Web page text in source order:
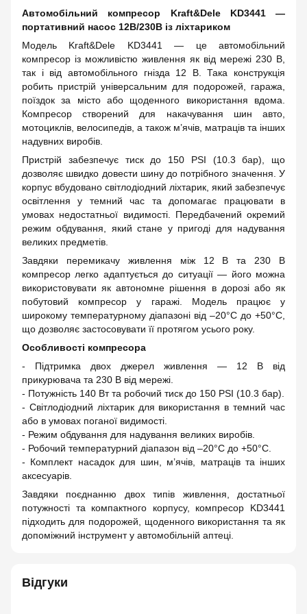
Автомобільний компресор Kraft&Dele KD3441 —
портативний насос 12В/230В із ліхтариком
Модель Kraft&Dele KD3441 — це автомобільний
компресор із можливістю живлення як від мережі 230 В,
так і від автомобільного гнізда 12 В. Така конструкція
робить пристрій універсальним для подорожей, гаража,
поїздок за місто або щоденного використання вдома.
Компресор створений для накачування шин авто,
мотоциклів, велосипедів, а також м’ячів, матраців та інших
надувних виробів.
Пристрій забезпечує тиск до 150 PSI (10.3 бар), що
дозволяє швидко довести шину до потрібного значення. У
корпус вбудовано світлодіодний ліхтарик, який забезпечує
освітлення у темний час та допомагає працювати в
умовах недостатньої видимості. Передбачений окремий
режим обдування, який стане у пригоді для надування
великих предметів.
Завдяки перемикачу живлення між 12 В та 230 В
компресор легко адаптується до ситуації — його можна
використовувати як автономне рішення в дорозі або як
побутовий компресор у гаражі. Модель працює у
широкому температурному діапазоні від –20°C до +50°C,
що дозволяє застосовувати її протягом усього року.
Особливості компресора
- Підтримка двох джерел живлення — 12 В від
прикурювача та 230 В від мережі.
- Потужність 140 Вт та робочий тиск до 150 PSI (10.3 бар).
- Світлодіодний ліхтарик для використання в темний час
або в умовах поганої видимості.
- Режим обдування для надування великих виробів.
- Робочий температурний діапазон від –20°C до +50°C.
- Комплект насадок для шин, м’ячів, матраців та інших
аксесуарів.
Завдяки поєднанню двох типів живлення, достатньої
потужності та компактного корпусу, компресор KD3441
підходить для подорожей, щоденного використання та як
допоміжний інструмент у автомобільній аптеці.
Відгуки